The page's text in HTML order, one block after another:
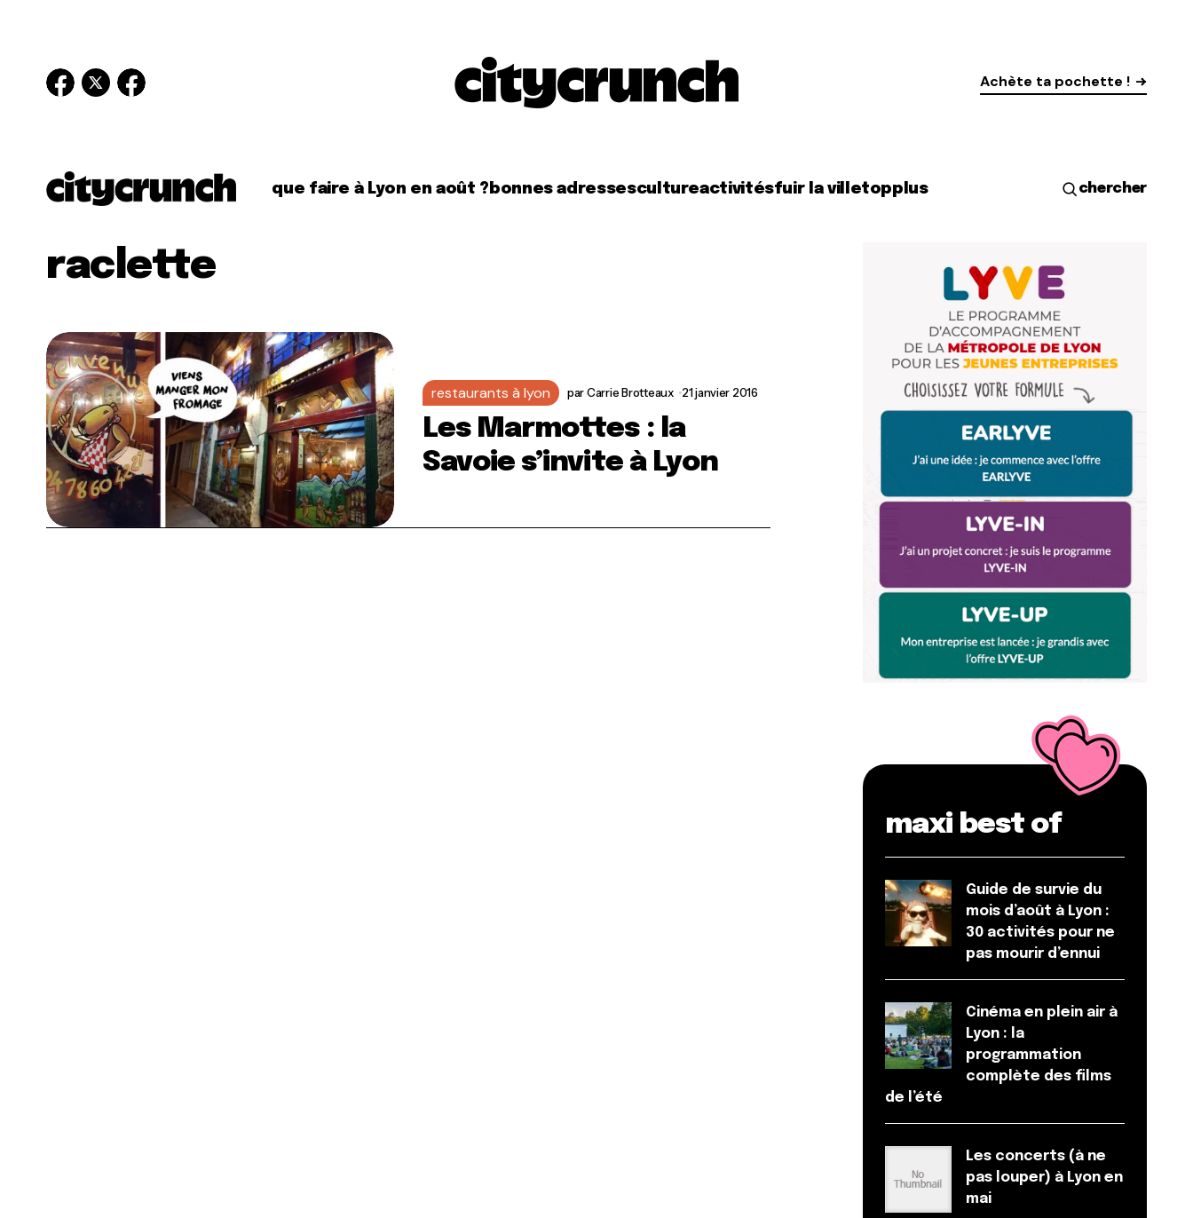
Achète ta pochette !
que faire à Lyon en août ? bonnes adressescultureactivitésfuir la villetopplus chercher
raclette
restaurants à lyon parCarrie Brotteaux 21 janvier 2016
Les Marmottes : la
Savoie s’invite à Lyon
maxi best of
Guide de survie du
mois d’août à Lyon :
30 activités pour ne
pas mourir d’ennui
Cinéma en plein air à
Lyon : la
programmation
complète des films
de l’été
Les concerts (à ne
pas louper) à Lyon en
mai